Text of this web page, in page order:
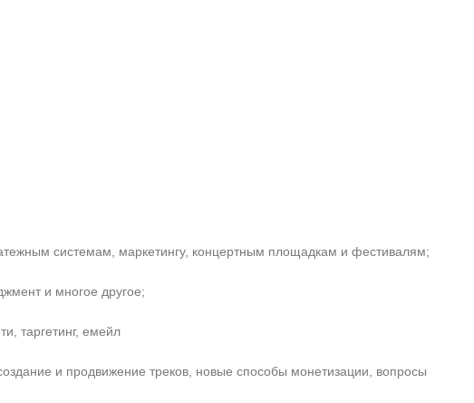
системам, маркетингу, концертным площадкам и фестивалям;
и многое другое;
таргетинг, емейл
и продвижение треков, новые способы монетизации, вопросы